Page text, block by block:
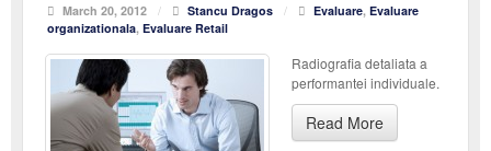
March 20, 2012 / Stancu Dragos / Evaluare, Evaluare
organizationala, Evaluare Retail
Radiografia detaliata a
performantei individuale.
Read More